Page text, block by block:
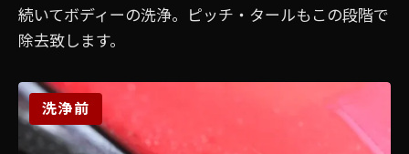
続いてボディーの洗浄。ピッチ・タールもこの段階で
除去致します。
洗浄前